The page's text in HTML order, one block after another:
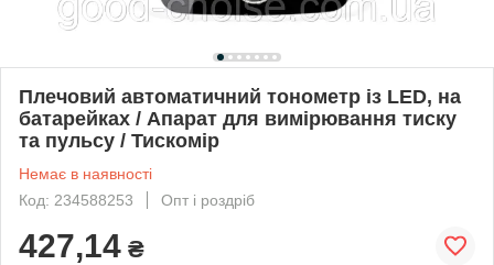
Плечовий автоматичний тонометр із LED, на
батарейках / Апарат для вимірювання тиску
та пульсу / Тискомір
Немає в наявності
Код: 234588253
Опт і роздріб
427,14 ₴